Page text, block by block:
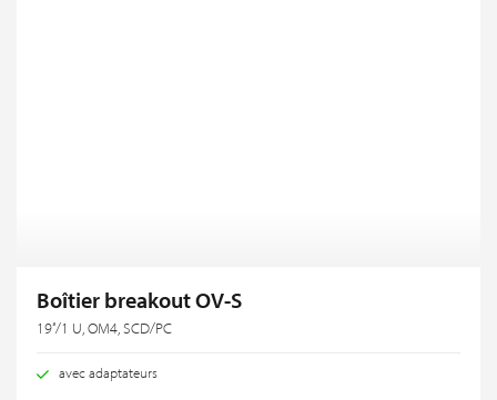
Boîtier breakout OV-S
19‘‘/1 U, OM4, SCD/PC
avec adaptateurs